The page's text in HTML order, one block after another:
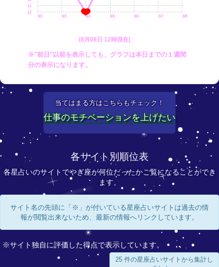
8/2 8/3 8/4 8/5 8/6 8/7 8/8
12
11
(8月08日 12時現在)
※"前日"以前を表示しても、グラフは本日までの１週間
分の表示になります。
当てはまる方はこちらもチェック！
仕事のモチベーションを上げたい
各サイト別順位表
各星占いのサイトでやぎ座が何位だったかご覧になることができ
ます。
サイト名の先頭に「※」が付いている星座占いサイトは過去の情
報が閲覧出来ないため、最新の情報へリンクしています。
※サイト独自に評価した得点で表示しています。
25 件の星座占いサイトから集計し